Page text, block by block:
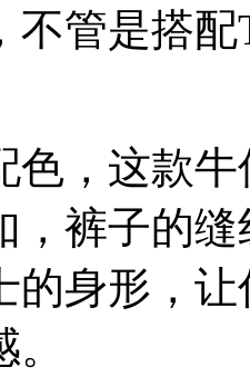
不管是搭
色，这款
，裤子的
的身形，